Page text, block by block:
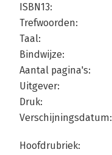
ISBN13:
Trefwoorden:
Taal:
Bindwijze:
Aantal pagina's:
Uitgever:
Druk:
Verschijningsdatum:
Hoofdrubriek: